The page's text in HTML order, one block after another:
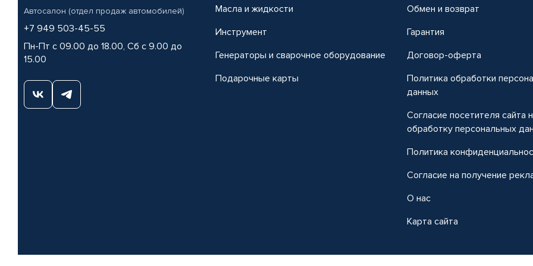
Автосалон (отдел продаж автомобилей)
+7 949 503-45-55
Пн-Пт с 09.00 до 18.00, Сб с 9.00 до
15.00
Масла и жидкости
Инструмент
Генераторы и сварочное оборудование
Подарочные карты
Обмен и возврат
Гарантия
Договор-оферта
Политика обработки
данных
Согласие посетителя сайта
обработку персональных
Политика
Согласие на получение
О нас
Карта сайта